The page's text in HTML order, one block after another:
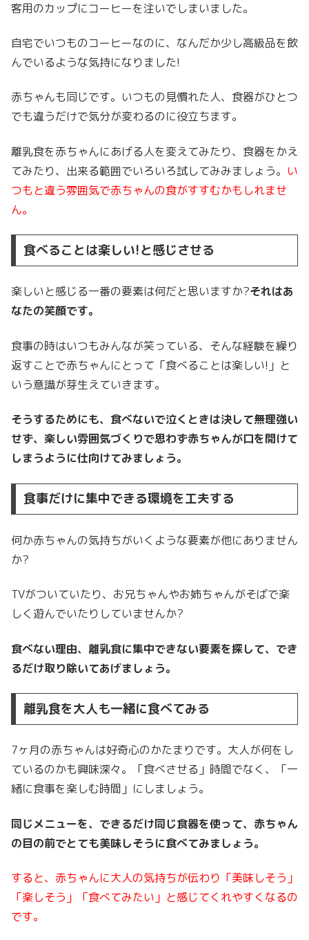
客用のカップにコーヒーを注いでしまいました。
自宅でいつものコーヒーなのに、なんだか少し高級品を飲
んでいるような気持になりました!
赤ちゃんも同じです。いつもの見慣れた人、食器がひとつ
でも違うだけで気分が変わるのに役立ちます。
離乳食を赤ちゃんにあげる人を変えてみたり、食器をかえ
てみたり、出来る範囲でいろいろ試してみみましょう。 い
つもと違う雰囲気で赤ちゃんの食がすすむかもしれませ
ん。
食べることは楽しい!と感じさせる
楽しいと感じる一番の要素は何だと思いますか?それはあ
なたの笑顔です。
食事の時はいつもみんなが笑っている、そんな経験を繰り
返すことで赤ちゃんにとって「食べることは楽しい!」と
いう意識が芽生えていきます。
そうするためにも、食べないで泣くときは決して無理強い
せず、楽しい雰囲気づくりで思わず赤ちゃんが口を開けて
しまうように仕向けてみましょう。
食事だけに集中できる環境を工夫する
何か赤ちゃんの気持ちがいくような要素が他にありません
か?
TVがついていたり、お兄ちゃんやお姉ちゃんがそばで楽
しく遊んでいたりしていませんか?
食べない理由、離乳食に集中できない要素を探して、でき
るだけ取り除いてあげましょう。
離乳食を大人も一緒に食べてみる
7ヶ月の赤ちゃんは好奇心のかたまりです。大人が何をし
ているのかも興味深々。「食べさせる」時間でなく、「一
緒に食事を楽しむ時間」にしましょう。
同じメニューを、できるだけ同じ食器を使って、赤ちゃん
の目の前でとても美味しそうに食べてみましょう。
すると、赤ちゃんに大人の気持ちが伝わり「美味しそう」
「楽しそう」「食べてみたい」と感じてくれやすくなるの
です。